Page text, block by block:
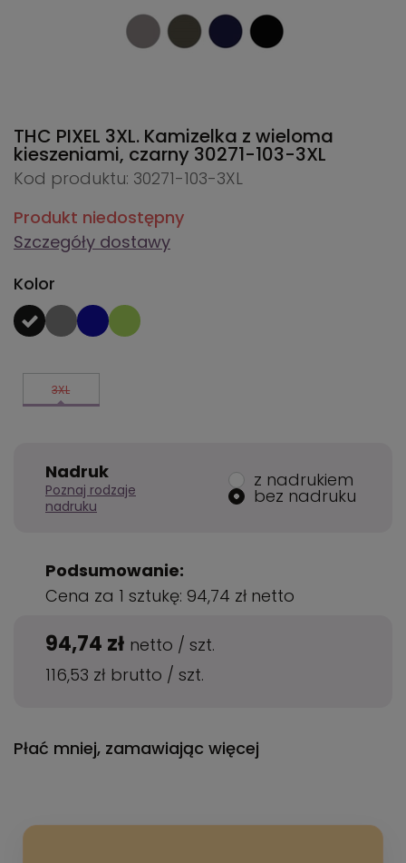
THC PIXEL 3XL. Kamizelka z wieloma
kieszeniami, czarny 30271-103-3XL
Kod produktu: 30271-103-3XL
Produkt niedostępny
Szczegóły dostawy
Kolor
3XL
Nadruk
Poznaj rodzaje
nadruku
z nadrukiem
bez nadruku
Podsumowanie:
Cena za 1 sztukę: 94,74 zł netto
94,74 zł netto / szt.
116,53 zł brutto / szt.
Płać mniej, zamawiając więcej